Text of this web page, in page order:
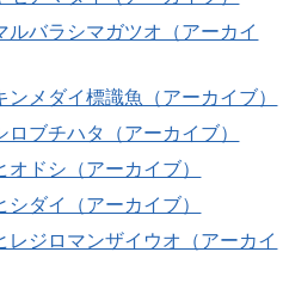
ルバラシマガツオ（アーカイ
メダイ標識魚（アーカイブ）
ブチハタ（アーカイブ）
ドシ（アーカイブ）
ダイ（アーカイブ）
レジロマンザイウオ（アーカイ